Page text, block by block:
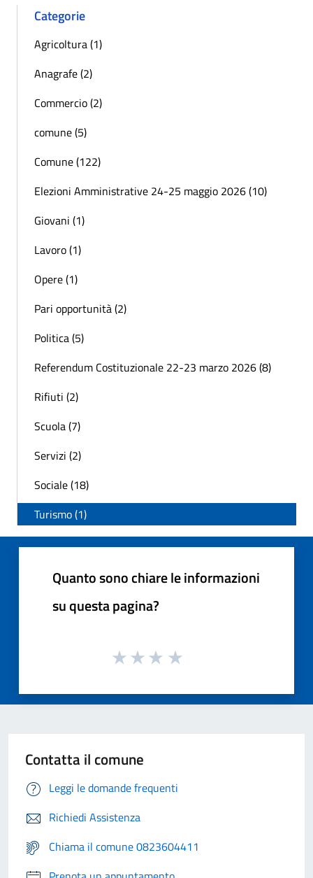
Categorie
Agricoltura (1)
Anagrafe (2)
Commercio (2)
comune (5)
Comune (122)
Elezioni Amministrative 24-25 maggio 2026 (10)
Giovani (1)
Lavoro (1)
Opere (1)
Pari opportunità (2)
Politica (5)
Referendum Costituzionale 22-23 marzo 2026 (8)
Rifiuti (2)
Scuola (7)
Servizi (2)
Sociale (18)
Turismo (1)
Quanto sono chiare le informazioni
su questa pagina?
Contatta il comune
Leggi le domande frequenti
Richiedi Assistenza
Chiama il comune 0823604411